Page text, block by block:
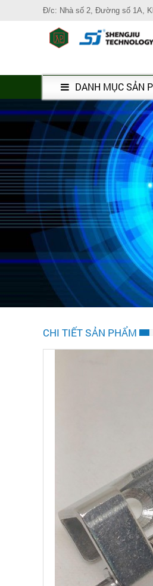
Đ/c: Nhà số 2, Đường số 1A,
DANH MỤC SẢN
CHI TIẾT SẢN PHẨM